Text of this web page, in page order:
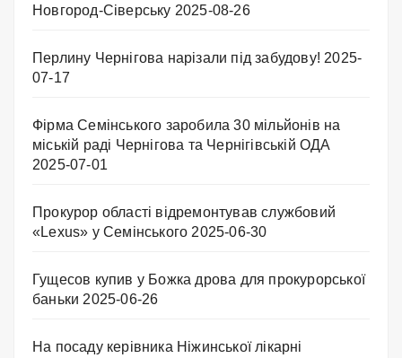
Новгород-Сіверську 2025-08-26
Перлину Чернігова нарізали під забудову! 2025-
07-17
Фірма Семінського заробила 30 мільйонів на
міській раді Чернігова та Чернігівській ОДА
2025-07-01
Прокурор області відремонтував службовий
«Lexus» у Семінського 2025-06-30
Гущесов купив у Божка дрова для прокурорської
баньки 2025-06-26
На посаду керівника Ніжинської лікарні